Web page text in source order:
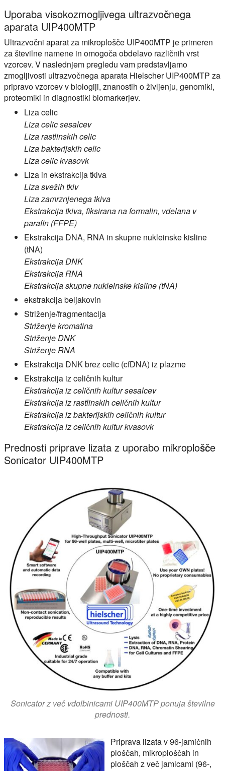
Uporaba visokozmogljivega ultrazvočnega
aparata UIP400MTP
Ultrazvočni aparat za mikroplošče UIP400MTP je primeren
za številne namene in omogoča obdelavo različnih vrst
vzorcev. V naslednjem pregledu vam predstavljamo
zmogljivosti ultrazvočnega aparata Hielscher UIP400MTP za
pripravo vzorcev v biologiji, znanostih o življenju, genomiki,
proteomiki in diagnostiki biomarkerjev.
Liza celic
Liza celic sesalcev
Liza rastlinskih celic
Liza bakterijskih celic
Liza celic kvasovk
Liza in ekstrakcija tkiva
Liza svežih tkiv
Liza zamrznjenega tkiva
Ekstrakcija tkiva, fiksirana na formalin, vdelana v
parafin (FFPE)
Ekstrakcija DNA, RNA in skupne nukleinske kisline
(tNA)
Ekstrakcija DNK
Ekstrakcija RNA
Ekstrakcija skupne nukleinske kisline (tNA)
ekstrakcija beljakovin
Striženje/fragmentacija
Striženje kromatina
Striženje DNK
Striženje RNA
Ekstrakcija DNK brez celic (cfDNA) iz plazme
Ekstrakcija iz celičnih kultur
Ekstrakcija iz celičnih kultur sesalcev
Ekstrakcija iz rastlinskih celičnih kultur
Ekstrakcija iz bakterijskih celičnih kultur
Ekstrakcija iz celičnih kultur kvasovk
Prednosti priprave lizata z uporabo mikroplošče
Sonicator UIP400MTP
Sonicator z več vdolbinicami UIP400MTP ponuja številne
prednosti.
Priprava lizata v 96-jamičnih
ploščah, mikroploščah in
ploščah z več jamicami (96-,